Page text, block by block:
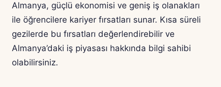
Almanya, güçlü ekonomisi ve geniş iş olanakları
ile öğrencilere kariyer fırsatları sunar. Kısa süreli
gezilerde bu fırsatları değerlendirebilir ve
Almanya’daki iş piyasası hakkında bilgi sahibi
olabilirsiniz.